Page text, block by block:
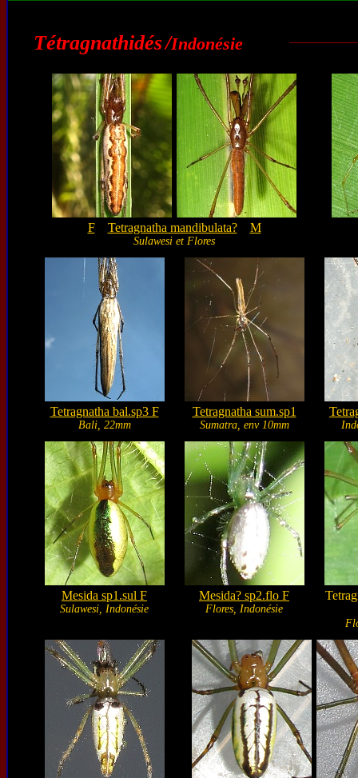
Tétragnathidés/Indonésie
F Tetragnatha mandibulata? M
Sulawesi et Flores
Tetragnatha bal.sp3 F
Bali, 22mm
Tetragnatha sum.sp1
Sumatra, env 10mm
Mesida sp1.sul F
Sulawesi, Indonésie
Mesida? sp2.flo F
Flores, Indonésie